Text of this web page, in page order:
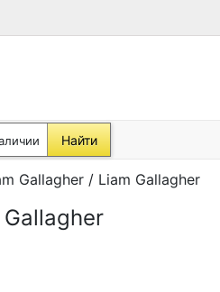
Найти
Gallagher / Liam Gallagher